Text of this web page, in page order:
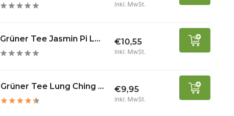
Inkl. MwSt.
Grüner Tee Jasmin Pi L... €10,55
Inkl. MwSt.
Grüner Tee Lung Ching ... €9,95
Inkl. MwSt.